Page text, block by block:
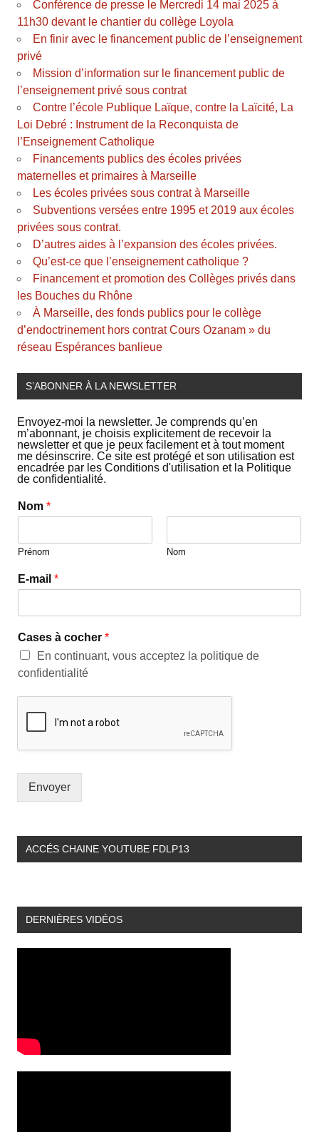
Conférence de presse le Mercredi 14 mai 2025 à
11h30 devant le chantier du collège Loyola
En finir avec le financement public de l’enseignement
privé
Mission d’information sur le financement public de
l’enseignement privé sous contrat
Contre l’école Publique Laïque, contre la Laïcité, La
Loi Debré : Instrument de la Reconquista de
l’Enseignement Catholique
Financements publics des écoles privées
maternelles et primaires à Marseille
Les écoles privées sous contrat à Marseille
Subventions versées entre 1995 et 2019 aux écoles
privées sous contrat.
D’autres aides à l’expansion des écoles privées.
Qu’est-ce que l’enseignement catholique ?
Financement et promotion des Collèges privés dans
les Bouches du Rhône
À Marseille, des fonds publics pour le collège
d’endoctrinement hors contrat Cours Ozanam » du
réseau Espérances banlieue
S’ABONNER À LA NEWSLETTER
Envoyez-moi la newsletter. Je comprends qu’en
m’abonnant, je choisis explicitement de recevoir la
newsletter et que je peux facilement et à tout moment
me désinscrire. Ce site est protégé et son utilisation est
encadrée par les Conditions d'utilisation et la Politique
de confidentialité.
Nom *
Prénom Nom
E-mail *
Cases à cocher *
En continuant, vous acceptez la politique de
confidentialité
Envoyer
ACCÉS CHAINE YOUTUBE FDLP13
DERNIÈRES VIDÉOS